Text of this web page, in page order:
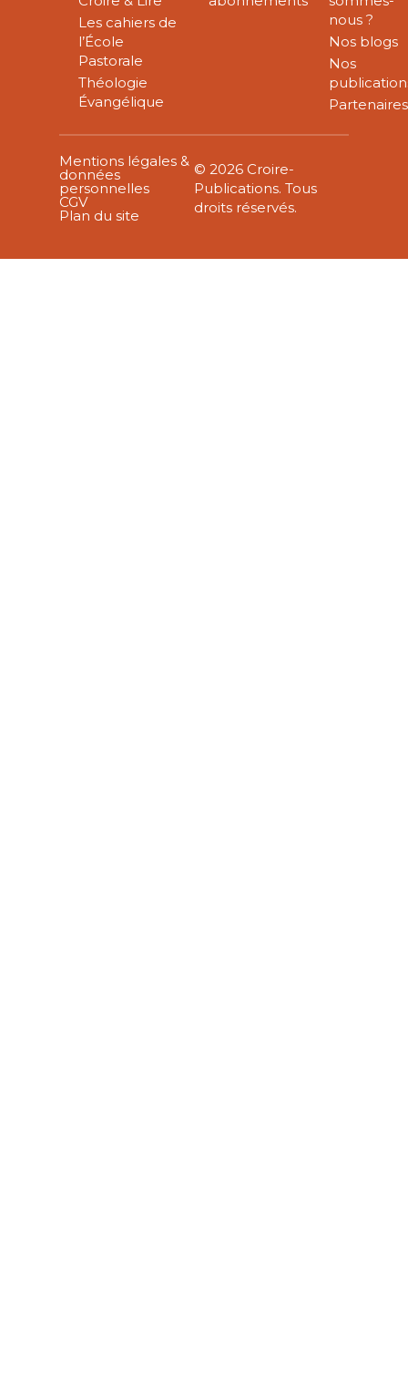
Les cahiers de
l’École
Pastorale
Théologie
Évangélique
nous ?
Nos blogs
Nos
Partenaires
Mentions légales &
données
personnelles
CGV
Plan du site
© 2026 Croire-
Publications. Tous
droits réservés.